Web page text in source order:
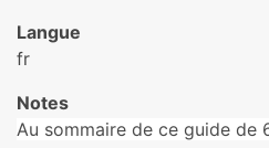
Langue
fr
Notes
Au sommaire de ce guide de